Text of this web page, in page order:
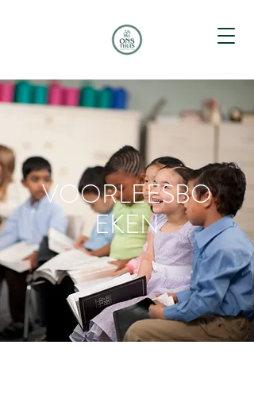
VOORLEESBO
EKEN